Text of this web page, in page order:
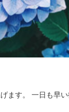
ます。 一日も早